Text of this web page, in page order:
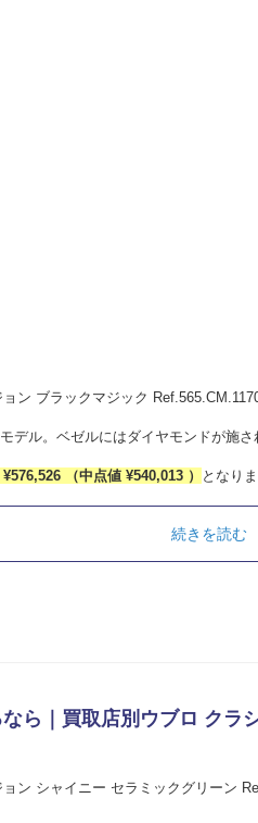
ン ブラックマジック
デル。ベゼルにはダイヤモンドが施さ
（中点値 ¥540,013 ） となりま
続きを読む
ら｜買取店別ウブロ クラ
ン シャイニー セラミックグリーン